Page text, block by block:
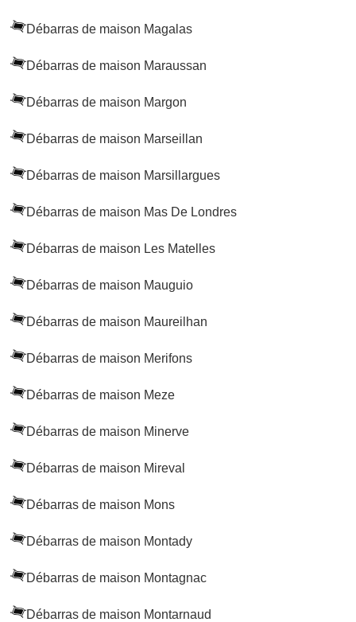
Débarras de maison Magalas
Débarras de maison Maraussan
Débarras de maison Margon
Débarras de maison Marseillan
Débarras de maison Marsillargues
Débarras de maison Mas De Londres
Débarras de maison Les Matelles
Débarras de maison Mauguio
Débarras de maison Maureilhan
Débarras de maison Merifons
Débarras de maison Meze
Débarras de maison Minerve
Débarras de maison Mireval
Débarras de maison Mons
Débarras de maison Montady
Débarras de maison Montagnac
Débarras de maison Montarnaud